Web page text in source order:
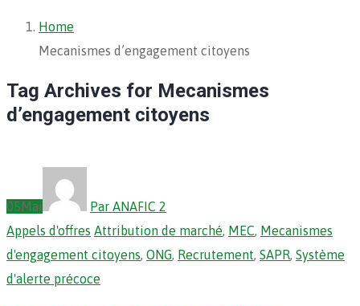
Home
Mecanismes d’engagement citoyens
Tag Archives for Mecanismes
d’engagement citoyens
05Mai
Par ANAFIC 2
Appels d'offres Attribution de marché, MEC, Mecanismes
d'engagement citoyens, ONG, Recrutement, SAPR, Système
d'alerte précoce